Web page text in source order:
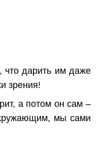
что дарить им даже
зрения!
а потом он сам –
мы сами